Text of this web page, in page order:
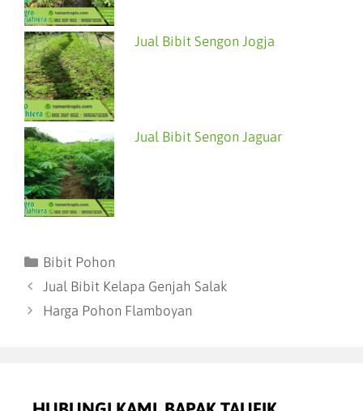
Jual Bibit Sengon Jogja
Jual Bibit Sengon Jaguar
Bibit Pohon
Jual Bibit Kelapa Genjah Salak
Harga Pohon Flamboyan